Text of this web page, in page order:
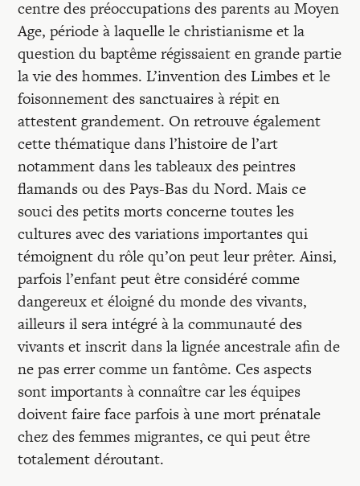
centre des préoccupations des parents au Moyen
Age, période à laquelle le christianisme et la
question du baptême régissaient en grande partie
la vie des hommes. L’invention des Limbes et le
foisonnement des sanctuaires à répit en
attestent grandement. On retrouve également
cette thématique dans l’histoire de l’art
notamment dans les tableaux des peintres
flamands ou des Pays-Bas du Nord. Mais ce
souci des petits morts concerne toutes les
cultures avec des variations importantes qui
témoignent du rôle qu’on peut leur prêter. Ainsi,
parfois l’enfant peut être considéré comme
dangereux et éloigné du monde des vivants,
ailleurs il sera intégré à la communauté des
vivants et inscrit dans la lignée ancestrale afin de
ne pas errer comme un fantôme. Ces aspects
sont importants à connaître car les équipes
doivent faire face parfois à une mort prénatale
chez des femmes migrantes, ce qui peut être
totalement déroutant.